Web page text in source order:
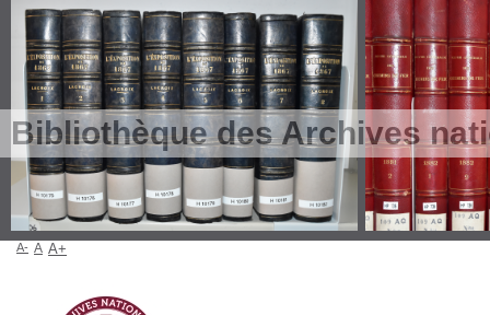
Bibliothèque des Archives
A- A A+